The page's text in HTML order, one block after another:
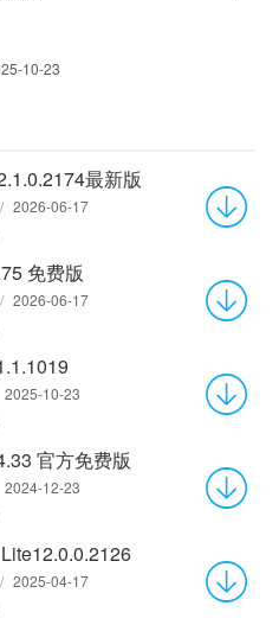
10-23
最新版
/ 2026-06-17
免费版
/ 2026-06-17
2025-10-23
官方免费版
2024-12-23
/ 2025-04-17